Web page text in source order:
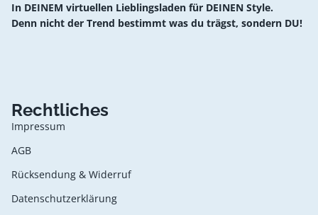
In DEINEM virtuellen Lieblingsladen für DEINEN Style.
Denn nicht der Trend bestimmt was du trägst, sondern DU!
Rechtliches
Impressum
AGB
Rücksendung & Widerruf
Datenschutzerklärung